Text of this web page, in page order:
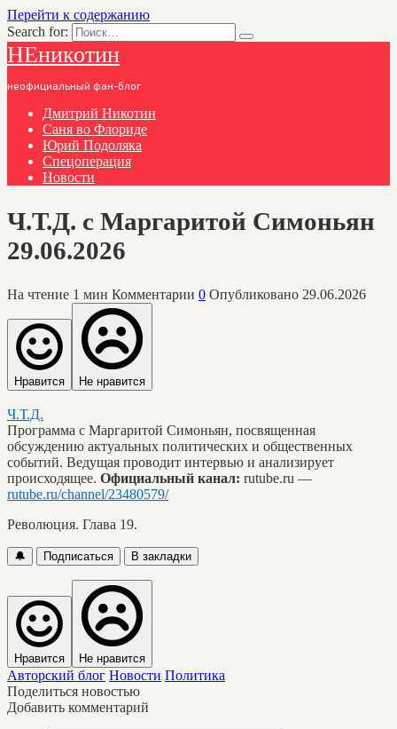
Перейти к содержанию
Search for:
НЕникотин
неофициальный фан-блог
Дмитрий Никотин
Саня во Флориде
Юрий Подоляка
Спецоперация
Новости
Ч.Т.Д. с Маргаритой Симоньян
29.06.2026
На чтение 1 мин Комментарии 0 Опубликовано 29.06.2026
Нравится Не нравится
Ч.Т.Д.
Программа с Маргаритой Симоньян, посвященная
обсуждению актуальных политических и общественных
событий. Ведущая проводит интервью и анализирует
происходящее. Официальный канал: rutube.ru —
rutube.ru/channel/23480579/
Революция. Глава 19.
🔔 Подписаться В закладки
Нравится Не нравится
Авторский блог Новости Политика
Поделиться новостью
Добавить комментарий